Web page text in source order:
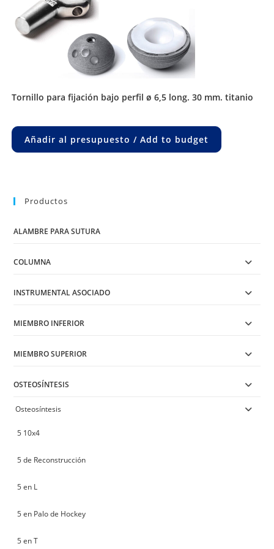
tornillo para fijación bajo perfil ø 6,5 long. 30 mm. titanio
Añadir al presupuesto / Add to budget
Productos
ALAMBRE PARA SUTURA
COLUMNA
INSTRUMENTAL ASOCIADO
MIEMBRO INFERIOR
MIEMBRO SUPERIOR
OSTEOSÍNTESIS
Osteosíntesis
5 10x4
5 de Reconstrucción
5 en L
5 en Palo de Hockey
5 en T